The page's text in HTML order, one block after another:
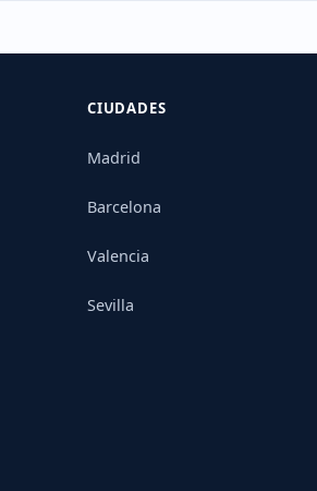
CIUDADES
Madrid
Barcelona
Valencia
Sevilla